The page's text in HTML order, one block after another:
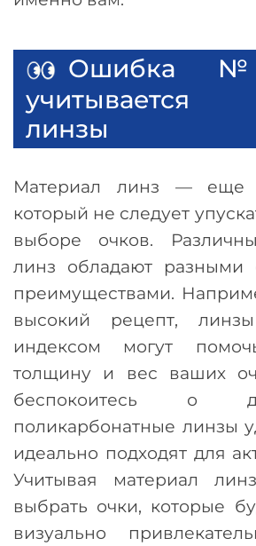
Ошибка
учитывается
линзы
Материал линз —еще
который не следует
выборе очков.
линз обладают разными
преимуществами.
высокий рецепт,
индексом могут
толщину и вес ваших
беспокоитесь о
поликарбонатные линзы
идеально подходят для
Учитывая материал
выбрать очки, которые
визуально